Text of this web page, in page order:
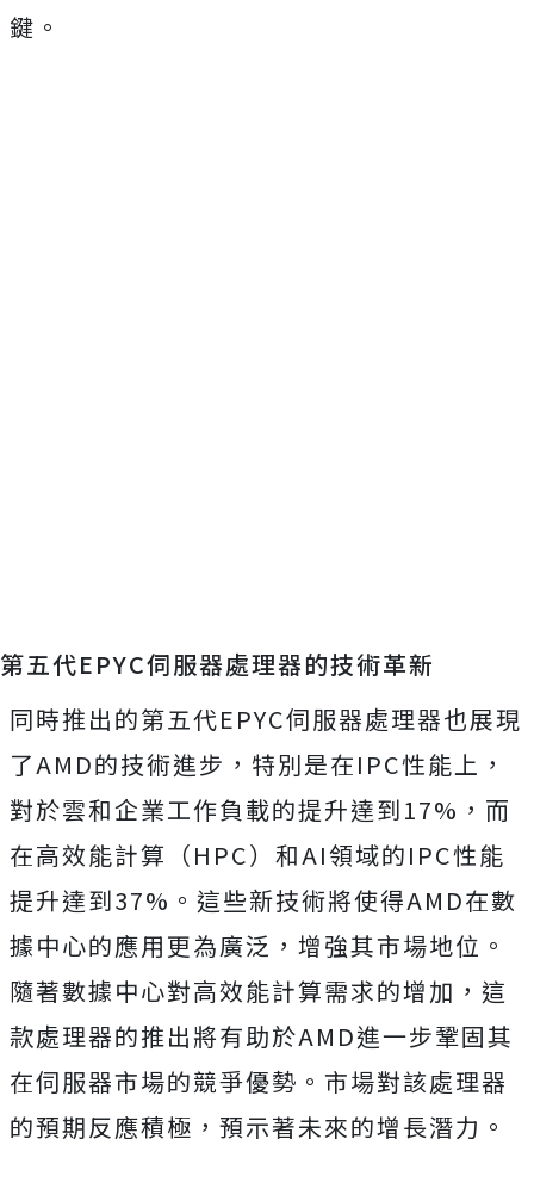
鍵。
第五代EPYC伺服器處理器的技術革新
同時推出的第五代EPYC伺服器處理器也展現
了AMD的技術進步，特別是在IPC性能上，
對於雲和企業工作負載的提升達到17%，而
在高效能計算（HPC）和AI領域的IPC性能
提升達到37%。這些新技術將使得AMD在數
據中心的應用更為廣泛，增強其市場地位。
隨著數據中心對高效能計算需求的增加，這
款處理器的推出將有助於AMD進一步鞏固其
在伺服器市場的競爭優勢。市場對該處理器
的預期反應積極，預示著未來的增長潛力。